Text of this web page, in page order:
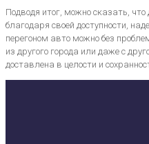
Подводя итог, можно сказать,
благодаря своей доступности,
перегоном авто можно без
из другого города или даже с
доставлена в целости и